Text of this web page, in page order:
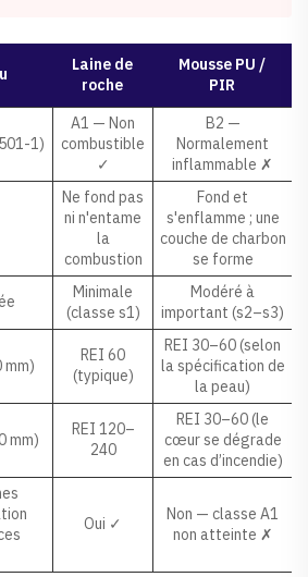
Laine de
roche
Mousse PU /
PIR
1)
A1 — Non
combustible
✓
B2 —
Normalement
inflammable ✗
Ne fond pas
ni n'entame
la
combustion
Fond et
s'enflamme ; une
couche de charbon
se forme
Minimale
(classe s1)
Modéré à
important (s2–s3)
mm)
REI 60
(typique)
REI 30–60 (selon
la spécification de
la peau)
mm)
REI 120–
240
REI 30–60 (le
cœur se dégrade
en cas d’incendie)
Oui ✓
Non — classe A1
non atteinte ✗